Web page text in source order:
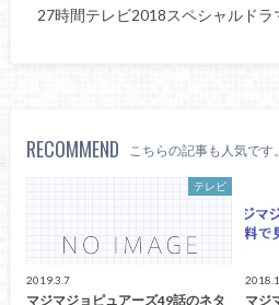
27時間テレビ2018スペシャルドラ
RECOMMEND こちらの記事も人気です。
テレビ
2019.3.7
マジマジョピュアーズ49話のネタ マジ